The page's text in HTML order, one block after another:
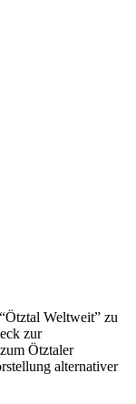
Weltweit” zu
zur
Ötztaler
alternativer